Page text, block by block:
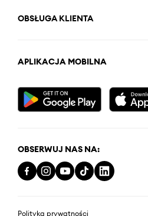
OBSŁUGA KLIENTA
APLIKACJA MOBILNA
OBSERWUJ NAS NA:
Polityka prywatności